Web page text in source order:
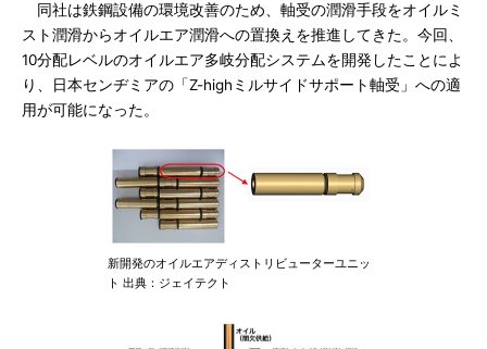
同社は鉄鋼設備の環境改善のため、軸受の潤滑手段をオイルミ
スト潤滑からオイルエア潤滑への置換えを推進してきた。今回、
10分配レベルのオイルエア多岐分配システムを開発したことによ
り、日本センヂミアの「Z-highミルサイドサポート軸受」への適
用が可能になった。
新開発のオイルエアディストリビューターユニッ
ト 出典：ジェイテクト